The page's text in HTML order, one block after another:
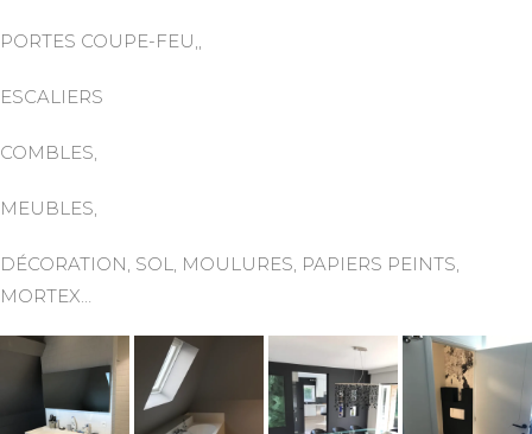
PORTES COUPE-FEU,,
ESCALIERS
COMBLES,
MEUBLES,
DÉCORATION, SOL, MOULURES, PAPIERS PEINTS,
MORTEX…